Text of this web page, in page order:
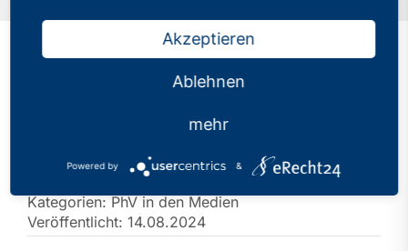
Jahrgang startet zum
Abi
Kategorien: PhV in den Medien
Veröffentlicht: 14.08.2024
Akzeptieren
Ablehnen
mehr
Powered by &